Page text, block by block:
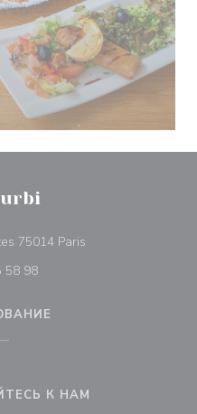
75014 Paris
58 98
К НАМ